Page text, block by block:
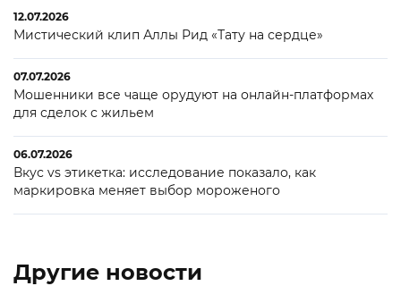
12.07.2026
Мистический клип Аллы Рид «Тату на сердце»
07.07.2026
Мошенники все чаще орудуют на онлайн-платформах
для сделок с жильем
06.07.2026
Вкус vs этикетка: исследование показало, как
маркировка меняет выбор мороженого
Другие новости